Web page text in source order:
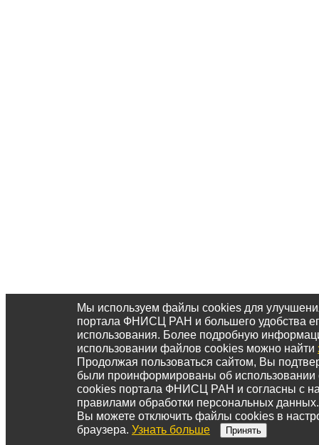
Мы используем файлы cookies для
портала ФНИСЦ РАН и большего удобства
использования. Более подробную
использовании файлов cookies можно найти
Продолжая пользоваться сайтом, Вы
были проинформированы об
cookies портала ФНИСЦ РАН и согласны с
правилами обработки персональных данных.
Вы можете отключить файлы cookies в
браузера. Узнать больше Принять